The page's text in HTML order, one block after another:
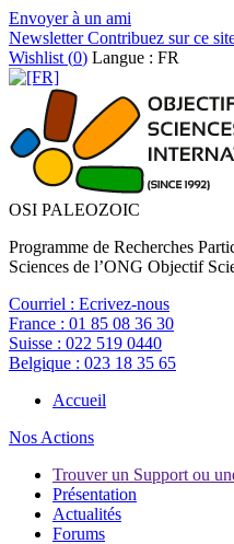
Envoyer à un ami
NewsletterContribuez sur ce
Wishlist (0) Langue : FR
OSI PALEOZOIC
Programme de Recherches
Sciences de l’ONG Objectif
Courriel : Ecrivez-nous
France : 01 85 08 36 30
Suisse : 022 519 0440
Belgique : 023 18 35 65
Accueil
Nos Actions
Trouver un Support ou
Présentation
Actualités
Forums